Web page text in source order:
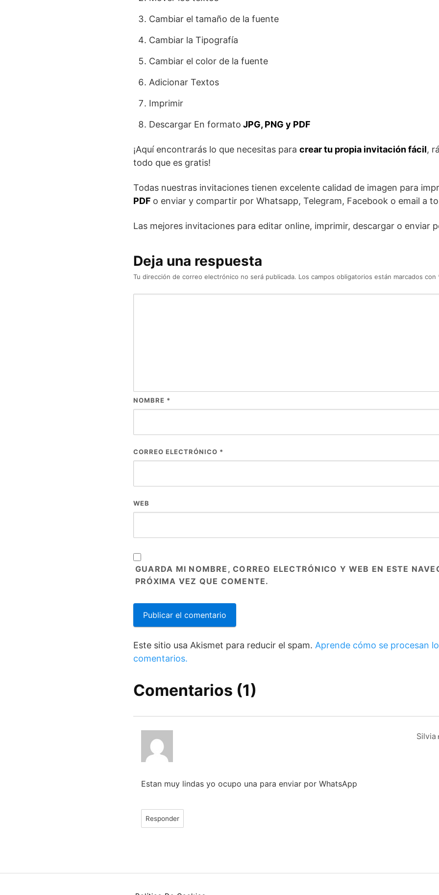
Cambiar el tamaño de la fuente
Cambiar la Tipografía
Cambiar el color de la fuente
Adicionar Textos
Imprimir
Descargar En formato JPG, PNG y PDF
¡Aquí encontrarás lo que necesitas para crear tu propia invitación fácil,
todo que es gratis!
Todas nuestras invitaciones tienen excelente calidad de imagen para
PDF o enviar y compartir por Whatsapp, Telegram, Facebook o email a
Las mejores invitaciones para editar online, imprimir, descargar o enviar
Deja una respuesta
Tu dirección de correo electrónico no será publicada. Los campos obligatorios están marcados con
NOMBRE *
CORREO ELECTRÓNICO *
WEB
GUARDA MI NOMBRE, CORREO ELECTRÓNICO Y WEB EN ESTE
PRÓXIMA VEZ QUE COMENTE.
Este sitio usa Akismet para reducir el spam. Aprende cómo se procesan
comentarios.
Comentarios (1)
Silvia
Estan muy lindas yo ocupo una para enviar por WhatsApp
Responder